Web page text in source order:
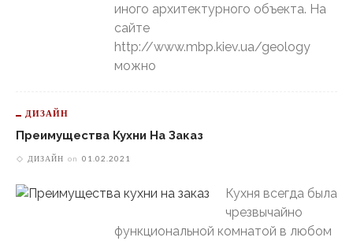
иного архитектурного объекта. На
сайте
http://www.mbp.kiev.ua/geology
можно
ДИЗАЙН
Преимущества Кухни На Заказ
ДИЗАЙН on 01.02.2021
Кухня всегда была
чрезвычайно
функциональной комнатой в любом